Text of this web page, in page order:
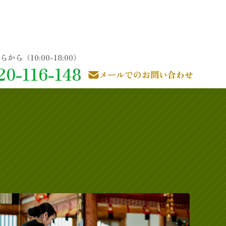
116-148 メールでのお問い合わせ